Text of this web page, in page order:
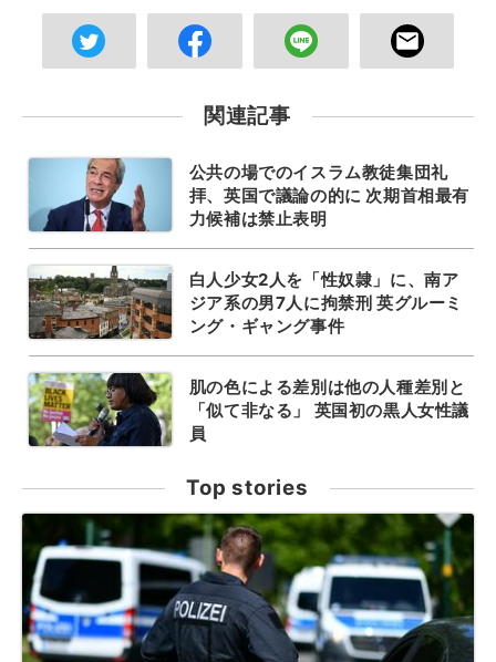
関連記事
公共の場でのイスラム教徒集団礼
拝、英国で議論の的に 次期首相最有
力候補は禁止表明
白人少女2人を「性奴隷」に、南ア
ジア系の男7人に拘禁刑 英グルーミ
ング・ギャング事件
肌の色による差別は他の人種差別と
「似て非なる」 英国初の黒人女性議
員
Top stories